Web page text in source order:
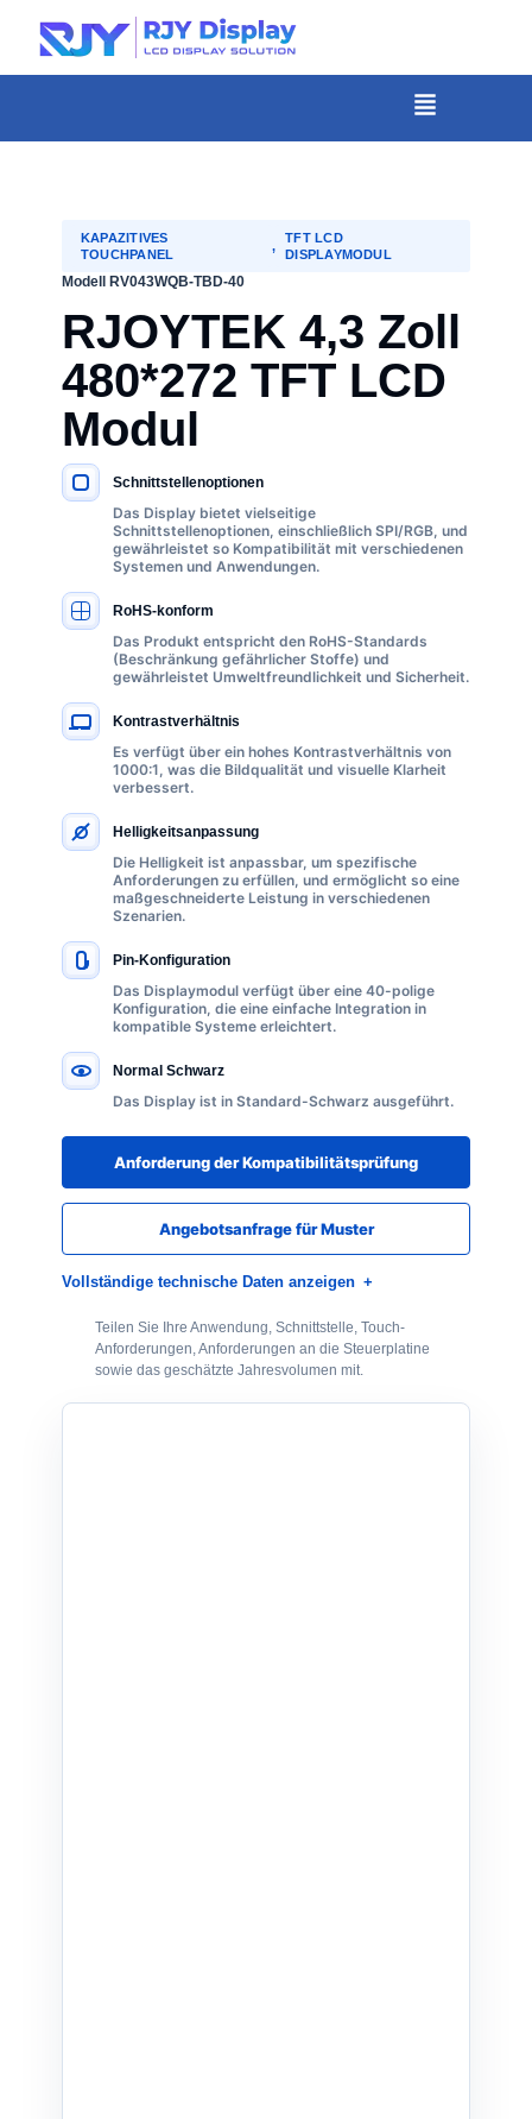
Wähle
Menü
KAPAZITIVES
TOUCHPANEL
,
TFT LCD
DISPLAYMODUL
Modell RV043WQB-TBD-40
RJOYTEK 4,3 Zoll
480*272 TFT LCD
Modul
WICHTIGE SPEZIFIKATIONEN
Schnittstellenoptionen
Das Display bietet vielseitige
Schnittstellenoptionen, einschließlich SPI/RGB, und
gewährleistet so Kompatibilität mit verschiedenen
Systemen und Anwendungen.
RoHS-konform
Das Produkt entspricht den RoHS-Standards
(Beschränkung gefährlicher Stoffe) und
gewährleistet Umweltfreundlichkeit und Sicherheit.
Kontrastverhältnis
Es verfügt über ein hohes Kontrastverhältnis von
1000:1, was die Bildqualität und visuelle Klarheit
verbessert.
Helligkeitsanpassung
Die Helligkeit ist anpassbar, um spezifische
Anforderungen zu erfüllen, und ermöglicht so eine
maßgeschneiderte Leistung in verschiedenen
Szenarien.
Pin-Konfiguration
Das Displaymodul verfügt über eine 40-polige
Konfiguration, die eine einfache Integration in
kompatible Systeme erleichtert.
Normal Schwarz
Das Display ist in Standard-Schwarz ausgeführt.
Anforderung der Kompatibilitätsprüfung
Angebotsanfrage für Muster
Vollständige technische Daten anzeigen
Teilen Sie Ihre Anwendung, Schnittstelle, Touch-
Anforderungen, Anforderungen an die Steuerplatine
sowie das geschätzte Jahresvolumen mit.